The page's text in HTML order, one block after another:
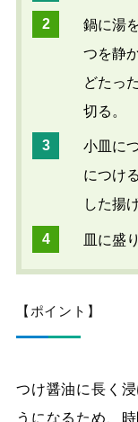
鍋に湯
つを静
どたっ
切る。
小皿に
につけ
した揚
皿に盛
【ポイント】
つけ醤油に長く
うになるため、